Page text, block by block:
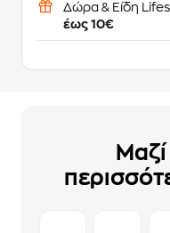
Δώρα & Είδη
έως 10€